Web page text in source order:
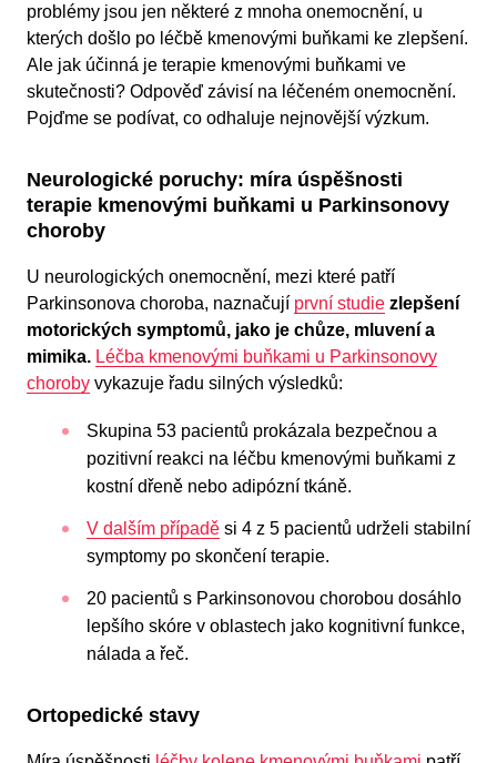
problémy jsou jen některé z mnoha onemocnění, u
kterých došlo po léčbě kmenovými buňkami ke zlepšení.
Ale jak účinná je terapie kmenovými buňkami ve
skutečnosti? Odpověď závisí na léčeném onemocnění.
Pojďme se podívat, co odhaluje nejnovější výzkum.
Neurologické poruchy: míra úspěšnosti
terapie kmenovými buňkami u Parkinsonovy
choroby
U neurologických onemocnění, mezi které patří
Parkinsonova choroba, naznačují první studie zlepšení
motorických symptomů, jako je chůze, mluvení a
mimika. Léčba kmenovými buňkami u Parkinsonovy
choroby vykazuje řadu silných výsledků:
Skupina 53 pacientů prokázala bezpečnou a
pozitivní reakci na léčbu kmenovými buňkami z
kostní dřeně nebo adipózní tkáně.
V dalším případě si 4 z 5 pacientů udrželi stabilní
symptomy po skončení terapie.
20 pacientů s Parkinsonovou chorobou dosáhlo
lepšího skóre v oblastech jako kognitivní funkce,
nálada a řeč.
Ortopedické stavy